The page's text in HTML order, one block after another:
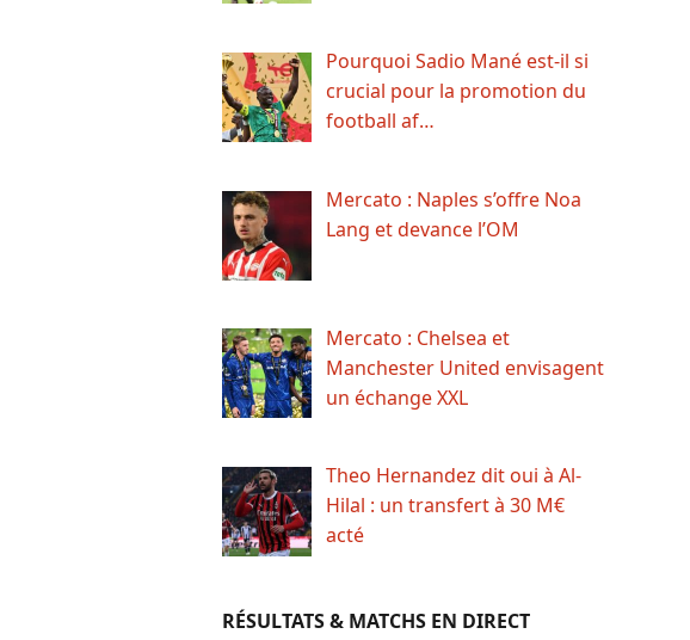
Pourquoi Sadio Mané est-il si
crucial pour la promotion du
football af…
Mercato : Naples s’offre Noa
Lang et devance l’OM
Mercato : Chelsea et
Manchester United envisagent
un échange XXL
Theo Hernandez dit oui à Al-
Hilal : un transfert à 30 M€
acté
RÉSULTATS & MATCHS EN DIRECT